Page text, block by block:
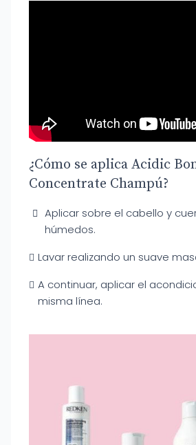
¿Cómo se aplica Acidic
Concentrate Champú?
Aplicar sobre el cabello y
húmedos.
Lavar realizando un suave
A continuar, aplicar el
misma línea.